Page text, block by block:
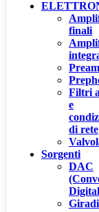
finali
Filtri
e
di rete
Sorgenti
DAC